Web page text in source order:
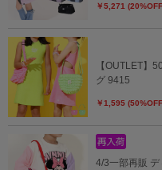
￥5,271
【OUTLET】
グ 9415
￥1,595
4/3一部再販